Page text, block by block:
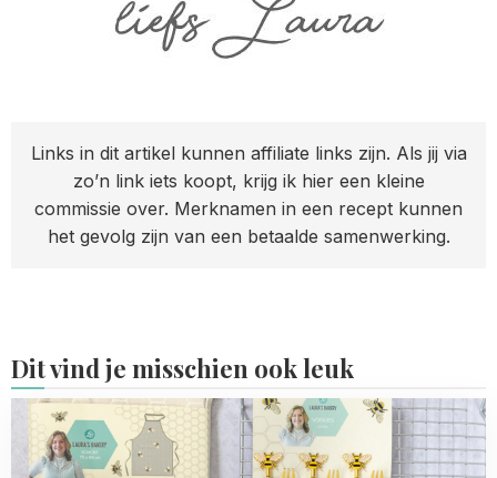
Links in dit artikel kunnen affiliate links zijn. Als jij via
zo’n link iets koopt, krijg ik hier een kleine
commissie over. Merknamen in een recept kunnen
het gevolg zijn van een betaalde samenwerking.
Dit vind je misschien ook leuk
Read
more
about